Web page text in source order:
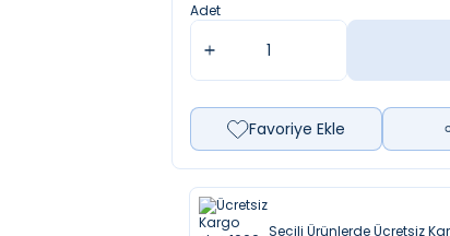
Adet
Favoriye Ekle
Seçili Ürünlerde Ücretsiz